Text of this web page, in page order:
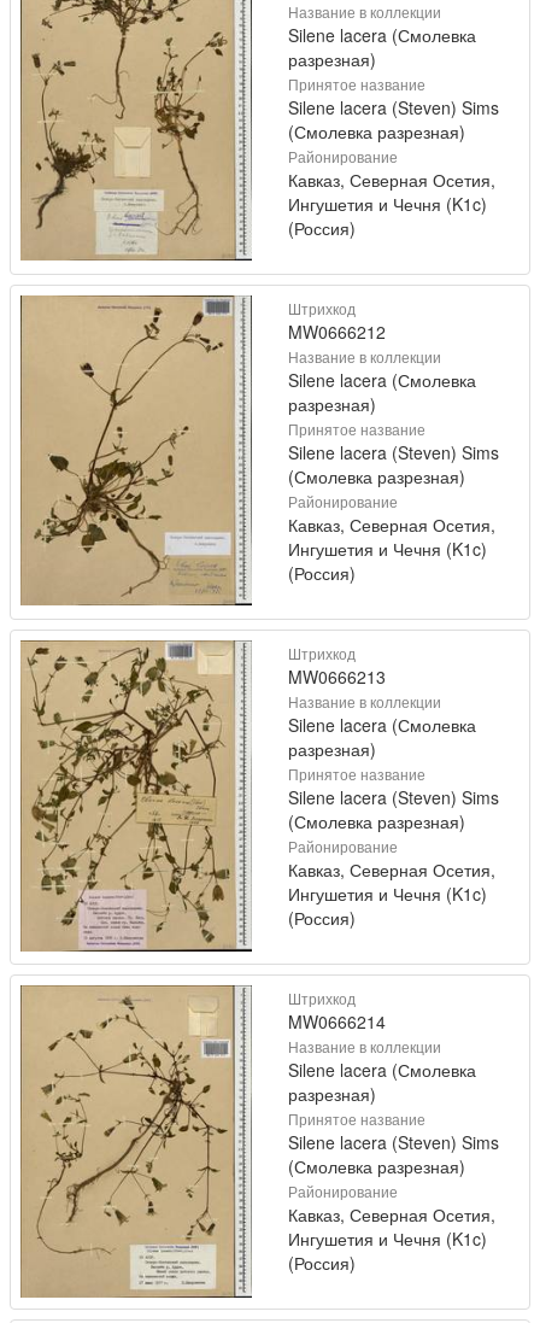
Название в коллекции
Silene lacera (Смолевка
разрезная)
Принятое название
Silene lacera (Steven) Sims
(Смолевка разрезная)
Районирование
Кавказ, Северная Осетия,
Ингушетия и Чечня (K1c)
(Россия)
Штрихкод
MW0666212
Название в коллекции
Silene lacera (Смолевка
разрезная)
Принятое название
Silene lacera (Steven) Sims
(Смолевка разрезная)
Районирование
Кавказ, Северная Осетия,
Ингушетия и Чечня (K1c)
(Россия)
Штрихкод
MW0666213
Название в коллекции
Silene lacera (Смолевка
разрезная)
Принятое название
Silene lacera (Steven) Sims
(Смолевка разрезная)
Районирование
Кавказ, Северная Осетия,
Ингушетия и Чечня (K1c)
(Россия)
Штрихкод
MW0666214
Название в коллекции
Silene lacera (Смолевка
разрезная)
Принятое название
Silene lacera (Steven) Sims
(Смолевка разрезная)
Районирование
Кавказ, Северная Осетия,
Ингушетия и Чечня (K1c)
(Россия)